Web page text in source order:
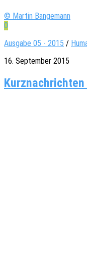
© Martin Bangemann
0
Ausgabe 05 - 2015 /
16. September 2015